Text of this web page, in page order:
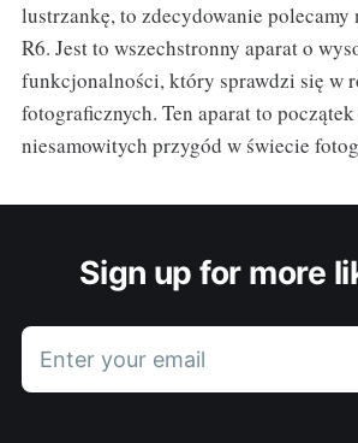
lustrzankę, to zdecydowanie polecamy
R6. Jest to wszechstronny aparat o
funkcjonalności, który sprawdzi się w
fotograficznych. Ten aparat to
niesamowitych przygód w świecie
Sign up for more
Enter your email